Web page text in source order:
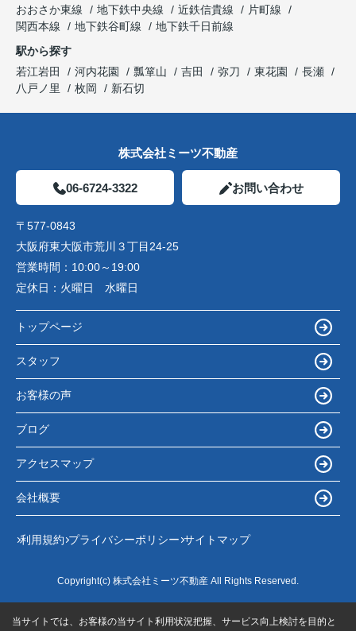
おおさか東線
地下鉄中央線 近鉄信貴線
片町線
関西本線
地下鉄谷町線
地下鉄千日前線
駅から探す
若江岩田
河内花園 瓢箪山 吉田 弥刀 東花園
長瀬
八戸ノ里
枚岡 新石切
株式会社ミーツ不動産
06-6724-3322 お問い合わせ
〒577-0843
大阪府東大阪市荒川３丁目24-25
営業時間： 10:00～19:00
定休日： 火曜日 水曜日
トップページ
スタッフ
お客様の声
ブログ
アクセスマップ
会社概要
利用規約 プライバシーポリシー サイトマップ
Copyright(c) 株式会社ミーツ不動産 All Rights Reserved.
当サイトでは、お客様の当サイト利用状況把握、サービス向上検討を目的と